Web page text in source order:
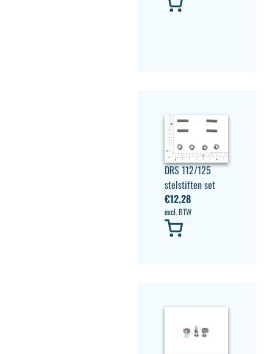
DRS 112/125
stelstiften set
€12,28
excl. BTW